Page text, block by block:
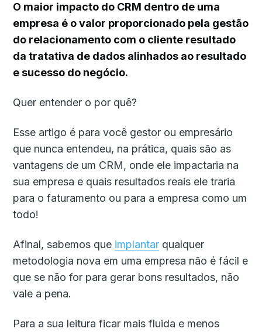
O maior impacto do CRM dentro de uma
empresa é o valor proporcionado pela gestão
do relacionamento com o cliente resultado
da tratativa de dados alinhados ao resultado
e sucesso do negócio.
Quer entender o por quê?
Esse artigo é para você gestor ou empresário
que nunca entendeu, na prática, quais são as
vantagens de um CRM, onde ele impactaria na
sua empresa e quais resultados reais ele traria
para o faturamento ou para a empresa como um
todo!
Afinal, sabemos que implantar qualquer
metodologia nova em uma empresa não é fácil e
que se não for para gerar bons resultados, não
vale a pena.
Para a sua leitura ficar mais fluida e menos